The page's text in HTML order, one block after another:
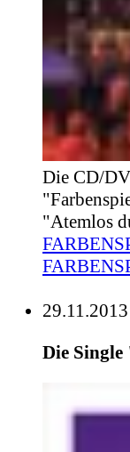
Die CD/
"Atemlos
29.11.2013
Die